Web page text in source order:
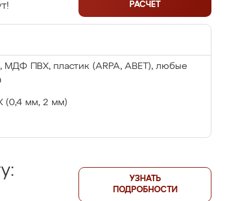
РАСЧЁТ
МДФ ПВХ, пластик (ARPA, ABET), любые
(0,4 мм, 2 мм)
УЗНАТЬ
ПОДРОБНОСТИ